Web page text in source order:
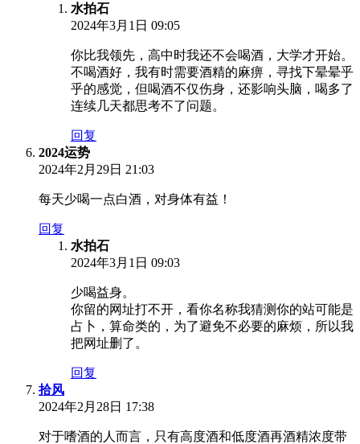
水拍石
2024年3月1日 09:05
你比我领先，高中时我还不会喝酒，大学才开始。
不喝酒好，我有时需要酒精的麻痹，寻找下晕晕乎
乎的感觉，但喝酒不仅伤身，还影响头脑，喝多了
连续几天都思考不了问题。
回复
2024运势
2024年2月29日 21:03
每天少喝一点白酒，对身体有益！
回复
水拍石
2024年3月1日 09:03
少喝益身。
你留的网址打不开，看你名称我猜测你的站可能是
占卜，算命类的，为了避免不必要的麻烦，所以我
把网址删了。
回复
拾风
2024年2月28日 17:38
对于嗜酒的人而言，只有高度酒和低度酒再酒精浓度带